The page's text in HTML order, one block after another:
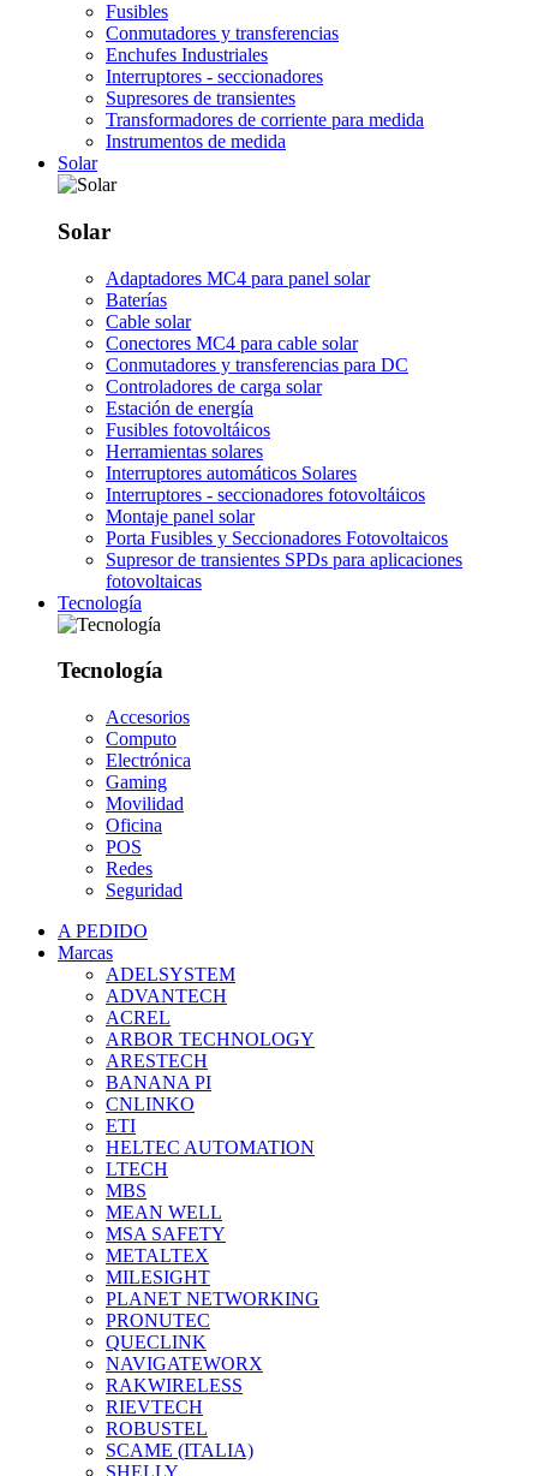
Fusibles
Conmutadores y transferencias
Enchufes Industriales
Interruptores - seccionadores
Supresores de transientes
Transformadores de corriente para medida
Instrumentos de medida
Solar
Solar
Adaptadores MC4 para panel solar
Baterías
Cable solar
Conectores MC4 para cable solar
Conmutadores y transferencias para DC
Controladores de carga solar
Estación de energía
Fusibles fotovoltáicos
Herramientas solares
Interruptores automáticos Solares
Interruptores - seccionadores fotovoltáicos
Montaje panel solar
Porta Fusibles y Seccionadores Fotovoltaicos
Supresor de transientes SPDs para aplicaciones
fotovoltaicas
Tecnología
Tecnología
Accesorios
Computo
Electrónica
Gaming
Movilidad
Oficina
POS
Redes
Seguridad
A PEDIDO
Marcas
ADELSYSTEM
ADVANTECH
ACREL
ARBOR TECHNOLOGY
ARESTECH
BANANA PI
CNLINKO
ETI
HELTEC AUTOMATION
LTECH
MBS
MEAN WELL
MSA SAFETY
METALTEX
MILESIGHT
PLANET NETWORKING
PRONUTEC
QUECLINK
NAVIGATEWORX
RAKWIRELESS
RIEVTECH
ROBUSTEL
SCAME (ITALIA)
SHELLY